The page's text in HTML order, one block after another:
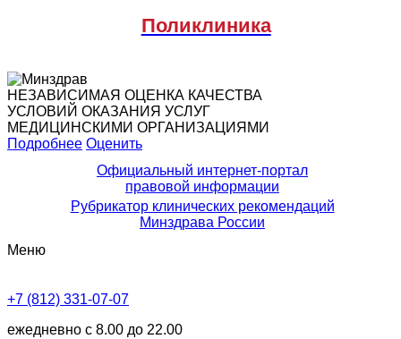
Поликлиника
НЕЗАВИСИМАЯ ОЦЕНКА КАЧЕСТВА
УСЛОВИЙ ОКАЗАНИЯ УСЛУГ
МЕДИЦИНСКИМИ ОРГАНИЗАЦИЯМИ
Подробнее Оценить
Официальный интернет-портал
правовой информации
Рубрикатор клинических рекомендаций
Минздрава России
Меню
+7 (812) 331-07-07
ежедневно с 8.00 до 22.00